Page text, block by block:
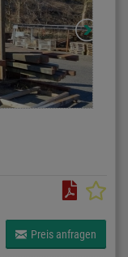
Preis anfragen